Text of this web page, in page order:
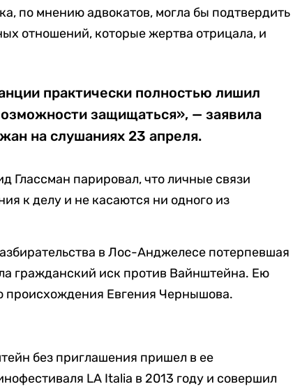
по мнению адвокатов, могла бы подтвердить
отношений, которые жертва отрицала, и
практически полностью лишил
защищаться», — заявила
на слушаниях 23 апреля.
Глассман парировал, что личные связи
к делу и не касаются ни одного из
в Лос-Анджелесе потерпевшая
гражданский иск против Вайнштейна. Ею
происхождения Евгения Чернышова.
без приглашения пришел в ее
LA Italia в 2013 году и совершил